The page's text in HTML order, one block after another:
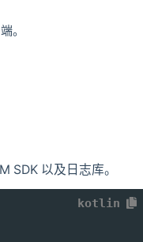
。
SDK 以及日志库。
kotlin